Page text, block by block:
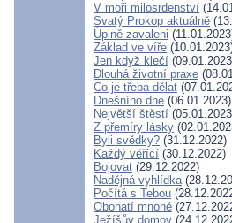
V moři milosrdenství
Svatý Prokop aktuálně
Úplně zavaleni
Základ ve víře
Jen když klečí
Dlouhá životní praxe
Co je třeba dělat
Dnešního dne (06.01.2023)
Největší štěstí
Z přemíry lásky
Byli svědky? (31.12.2022)
Každý věřící (30.12.2022)
Bojovat (29.12.2022)
Nadějná vyhlídka
Počítá s Tebou
Obohatí mnohé
Ježíšův domov